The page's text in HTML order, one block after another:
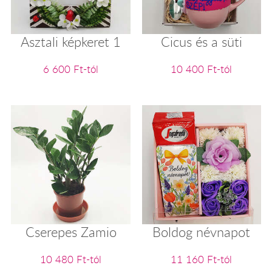
Asztali képkeret 1
6 600 Ft-tól
Cicus és a süti
10 400 Ft-tól
Cserepes Zamio
10 480 Ft-tól
Boldog névnapot
11 160 Ft-tól